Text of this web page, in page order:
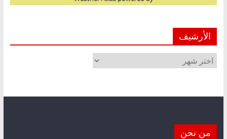
الأرشيف
الأرشيف
من نحن